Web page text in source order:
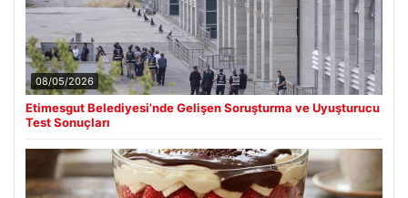
08/05/2026
Etimesgut Belediyesi’nde Gelişen Soruşturma ve Uyuşturucu
Test Sonuçları